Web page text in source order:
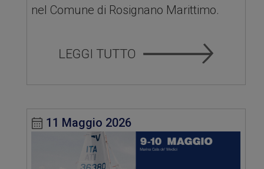
nel Comune di Rosignano Marittimo.
11 Maggio 2026